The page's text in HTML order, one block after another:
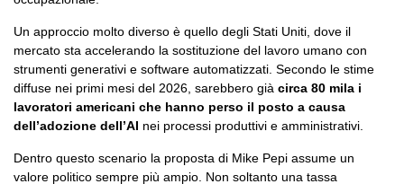
Un approccio molto diverso è quello degli Stati Uniti, dove il
mercato sta accelerando la sostituzione del lavoro umano con
strumenti generativi e software automatizzati. Secondo le stime
diffuse nei primi mesi del 2026, sarebbero già circa 80 mila i
lavoratori americani che hanno perso il posto a causa
dell’adozione dell’AI nei processi produttivi e amministrativi.
Dentro questo scenario la proposta di Mike Pepi assume un
valore politico sempre più ampio. Non soltanto una tassa